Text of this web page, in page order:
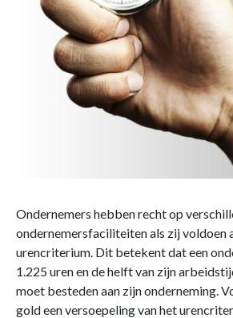
Ondernemers hebben recht op
ondernemersfaciliteiten als zij voldoen
urencriterium. Dit betekent dat een
1.225 uren en de helft van zijn
moet besteden aan zijn onderneming.
gold een versoepeling van het